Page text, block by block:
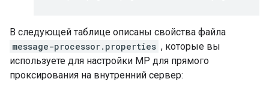
В следующей таблице описаны свойства файла
message-processor.properties , которые вы
используете для настройки MP для прямого
проксирования на внутренний сервер: